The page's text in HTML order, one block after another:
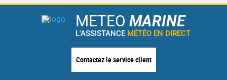
METEO MARINE
L'ASSISTANCE MÉTÉO EN DIRECT
Contactez le service client